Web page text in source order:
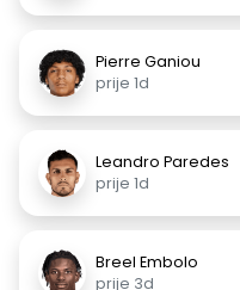
Pierre Ganiou
prije 1d
Leandro Paredes
prije 1d
Breel Embolo
prije 3d